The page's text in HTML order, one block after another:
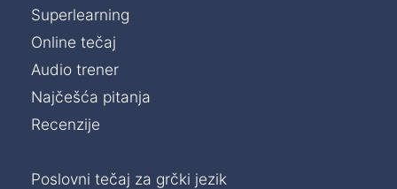
Superlearning
Online tečaj
Audio trener
Najčešća pitanja
Recenzije
Poslovni tečaj za grčki jezik